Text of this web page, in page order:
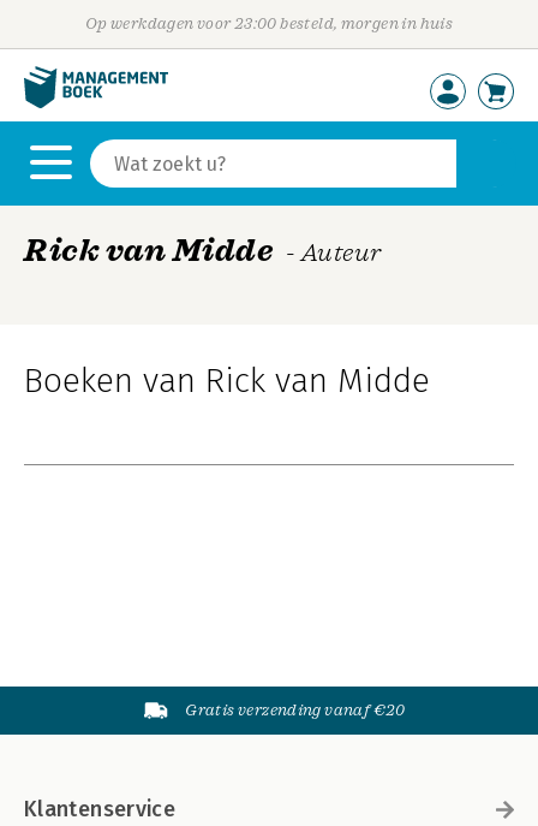
Op werkdagen voor 23:00 besteld, morgen in huis
Rick van Midde - Auteur
Boeken van Rick van Midde
Gratis verzending vanaf €20
Klantenservice